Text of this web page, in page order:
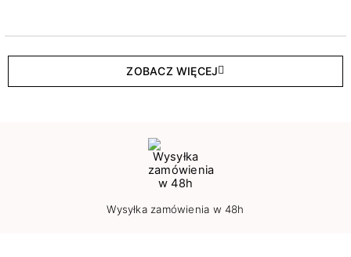
ZOBACZ WIĘCEJ
Wysyłka zamówienia w 48h